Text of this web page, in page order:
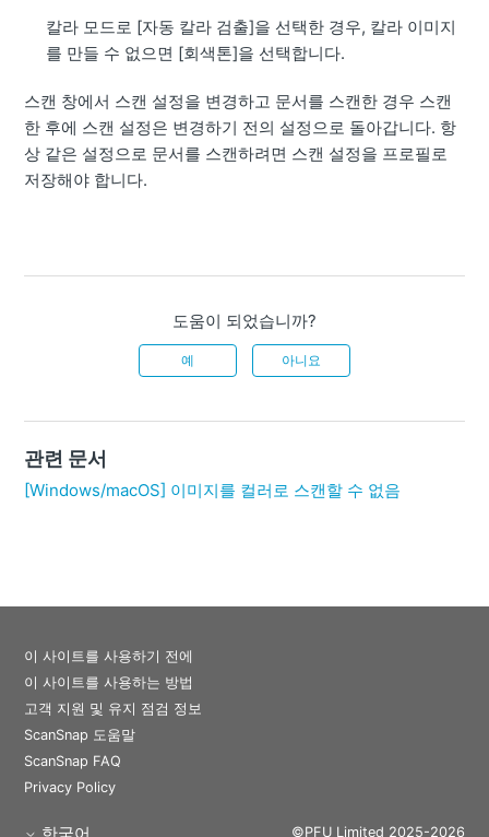
칼라 모드로 [자동 칼라 검출]을 선택한 경우, 칼라 이미지
를 만들 수 없으면 [회색톤]을 선택합니다.
스캔 창에서 스캔 설정을 변경하고 문서를 스캔한 경우 스캔
한 후에 스캔 설정은 변경하기 전의 설정으로 돌아갑니다. 항
상 같은 설정으로 문서를 스캔하려면 스캔 설정을 프로필로
저장해야 합니다.
도움이 되었습니까?
예 아니요
관련 문서
[Windows/macOS] 이미지를 컬러로 스캔할 수 없음
이 사이트를 사용하기 전에
이 사이트를 사용하는 방법
고객 지원 및 유지 점검 정보
ScanSnap 도움말
ScanSnap FAQ
Privacy Policy
©PFU Limited 2025-2026